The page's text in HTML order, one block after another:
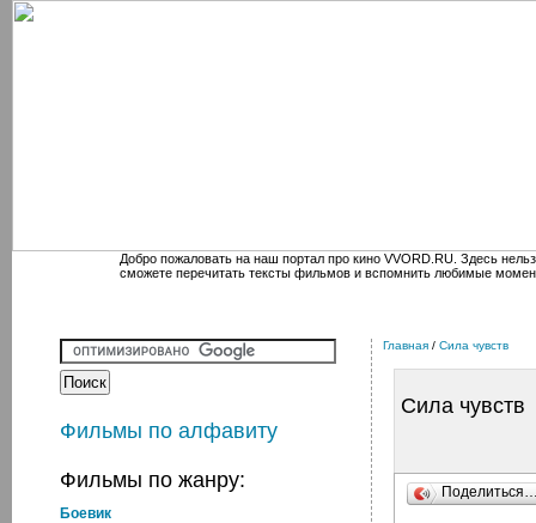
Добро пожаловать на наш портал про кино VVORD.RU. Здесь
сможете перечитать тексты фильмов и вспомнить любимые
Фильмы по алфавиту
Фильмы по жанру:
Боевик
Главная / Сила чувств
Сила чувств